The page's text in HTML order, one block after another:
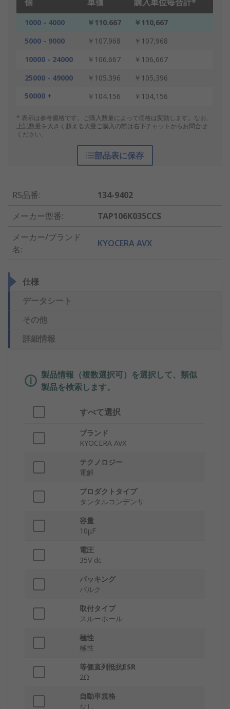
個 単価 購入単位毎合計*
1000 - 4000 ￥110.667
￥110,667
5000 - 9000
￥107.968
￥107,968
10000 - 24000
￥106.667
￥106,667
25000 - 49000
￥105.396
￥105,396
50000 +
￥104.156 ￥104,156
* 表示は参考価格です。ご購入数量によって価格は変動します。なお、
上記数量を大きく超える大量ご購入の際は右下チャットからお問合せ
ください。
部品表に保存
RS品番:
134-9402
メーカー型番:
TAP106K035CCS
メーカー/ブランド
名:
KYOCERA AVX
仕様
データシート
その他
詳細情報
製品情報（複数選択可）を選択して、類似
製品を検索します。
すべて選択
ブランド
KYOCERA AVX
テクノロジー
電解
プロダクトタイプ
タンタルコンデンサ
容量
10μF
電圧
35V dc
パッキング
バルク
取付タイプ
スルーホール
極性
極性
等価直列抵抗ESR
2Ω
自動車規格
なし